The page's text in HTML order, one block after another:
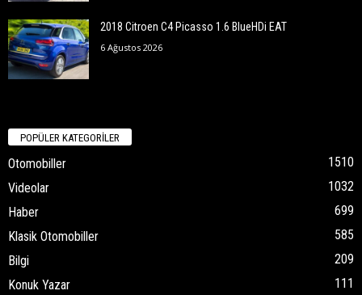
2018 Citroen C4 Picasso 1.6 BlueHDi EAT
6 Ağustos 2026
POPÜLER KATEGORİLER
Otomobiller
1510
Videolar
1032
Haber
699
Klasik Otomobiller
585
Bilgi
209
Konuk Yazar
111